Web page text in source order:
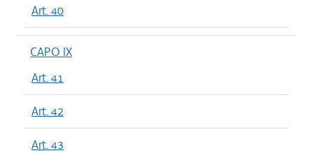
Art. 40
CAPO IX
Art. 41
Art. 42
Art. 43